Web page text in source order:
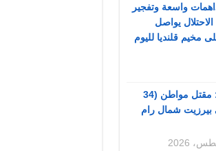
واسعة وتفجير
الاحتلال يواصل
مخيم قلنديا لليوم
الشرطة: مقتل مواطن (34
بيرزيت شمال رام